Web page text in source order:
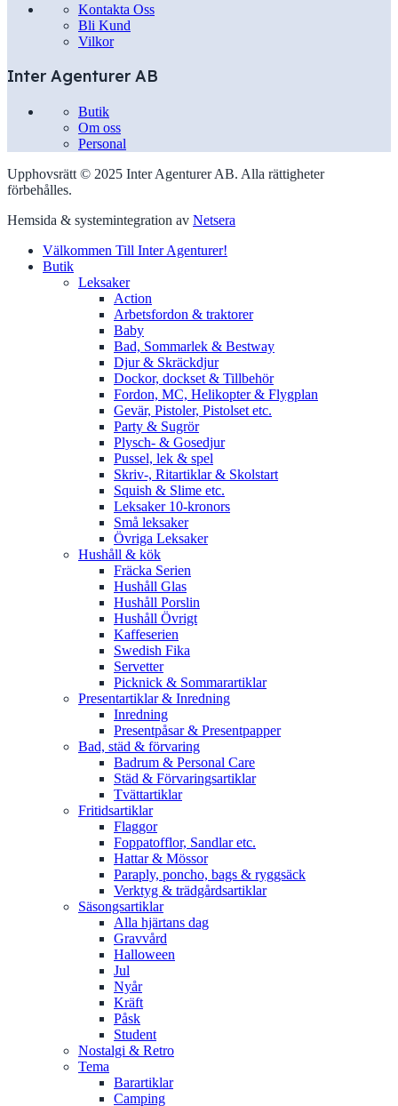
Kontakta Oss
Bli Kund
Vilkor
Inter Agenturer AB
Butik
Om oss
Personal
Upphovsrätt © 2025 Inter Agenturer AB. Alla rättigheter
förbehålles.
Hemsida & systemintegration av Netsera
Välkommen Till Inter Agenturer!
Butik
Leksaker
Action
Arbetsfordon & traktorer
Baby
Bad, Sommarlek & Bestway
Djur & Skräckdjur
Dockor, dockset & Tillbehör
Fordon, MC, Helikopter & Flygplan
Gevär, Pistoler, Pistolset etc.
Party & Sugrör
Plysch- & Gosedjur
Pussel, lek & spel
Skriv-, Ritartiklar & Skolstart
Squish & Slime etc.
Leksaker 10-kronors
Små leksaker
Övriga Leksaker
Hushåll & kök
Fräcka Serien
Hushåll Glas
Hushåll Porslin
Hushåll Övrigt
Kaffeserien
Swedish Fika
Servetter
Picknick & Sommarartiklar
Presentartiklar & Inredning
Inredning
Presentpåsar & Presentpapper
Bad, städ & förvaring
Badrum & Personal Care
Städ & Förvaringsartiklar
Tvättartiklar
Fritidsartiklar
Flaggor
Foppatofflor, Sandlar etc.
Hattar & Mössor
Paraply, poncho, bags & ryggsäck
Verktyg & trädgårdsartiklar
Säsongsartiklar
Alla hjärtans dag
Gravvård
Halloween
Jul
Nyår
Kräft
Påsk
Student
Nostalgi & Retro
Tema
Barartiklar
Camping